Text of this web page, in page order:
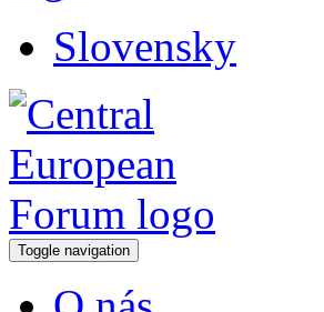
Slovensky
Toggle navigation